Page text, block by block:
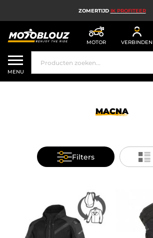
ZOMERTIJD IK PROFITEER
MOTOR VERBINDEN
MOTORHELM
MOTORUITRUSTING HEREN
MOTORAIRBAG
MOTORACCESSOIRES
BAGAGE
MENU
MACNA
Filters